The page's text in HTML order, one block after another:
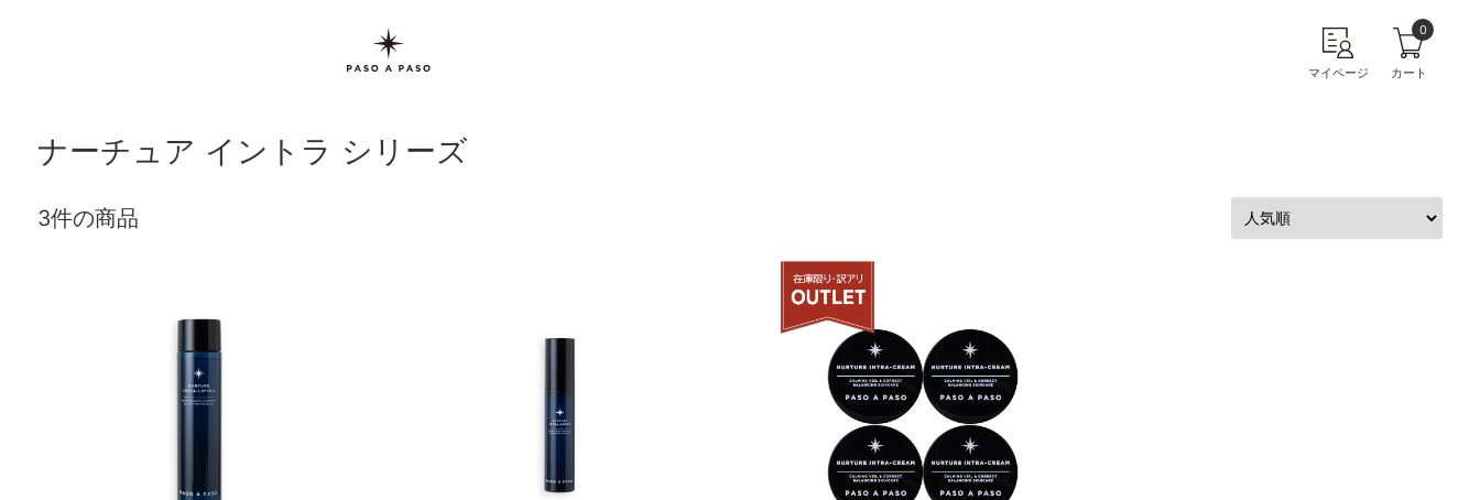
マイページ
0
カート
ナーチュア イントラ シリーズ
3件の商品